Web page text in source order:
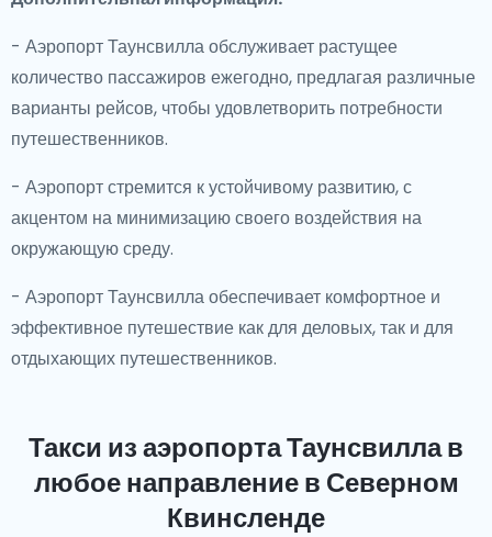
- Аэропорт Таунсвилла обслуживает растущее
количество пассажиров ежегодно, предлагая различные
варианты рейсов, чтобы удовлетворить потребности
путешественников.
- Аэропорт стремится к устойчивому развитию, с
акцентом на минимизацию своего воздействия на
окружающую среду.
- Аэропорт Таунсвилла обеспечивает комфортное и
эффективное путешествие как для деловых, так и для
отдыхающих путешественников.
Такси из аэропорта Таунсвиллав
любое направление в Северном
Квинсленде